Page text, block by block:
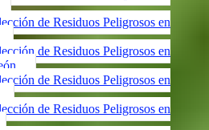
de Residuos Peligrosos en
de Residuos Peligrosos en
de Residuos Peligrosos en
de Residuos Peligrosos en